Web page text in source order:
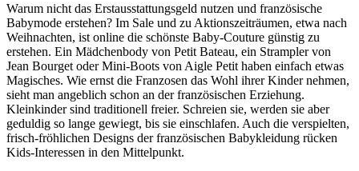
Warum nicht das Erstausstattungsgeld nutzen und französische
Babymode erstehen? Im Sale und zu Aktionszeiträumen, etwa nach
Weihnachten, ist online die schönste Baby-Couture günstig zu
erstehen. Ein Mädchenbody von Petit Bateau, ein Strampler von
Jean Bourget oder Mini-Boots von Aigle Petit haben einfach etwas
Magisches. Wie ernst die Franzosen das Wohl ihrer Kinder nehmen,
sieht man angeblich schon an der französischen Erziehung.
Kleinkinder sind traditionell freier. Schreien sie, werden sie aber
geduldig so lange gewiegt, bis sie einschlafen. Auch die verspielten,
frisch-fröhlichen Designs der französischen Babykleidung rücken
Kids-Interessen in den Mittelpunkt.